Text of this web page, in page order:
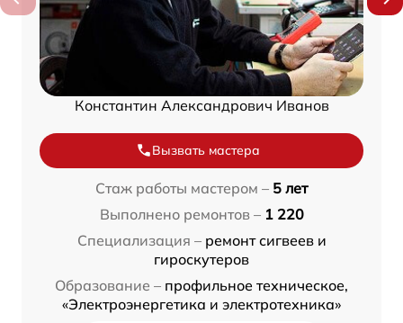
Константин Александрович Иванов
Вызвать мастера
Стаж работы мастером – 5 лет
Выполнено ремонтов – 1 220
Специализация – ремонт сигвеев и
гироскутеров
Образование – профильное техническое,
«Электроэнергетика и электротехника»